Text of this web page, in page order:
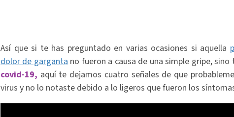
Así que si te has preguntado en varias ocasiones si aquella
dolor de gargantano fueron a causa de una simple gripe,
covid-19, aquí te dejamos cuatro señales de que
virus y no lo notaste debido a lo ligeros que fueron los